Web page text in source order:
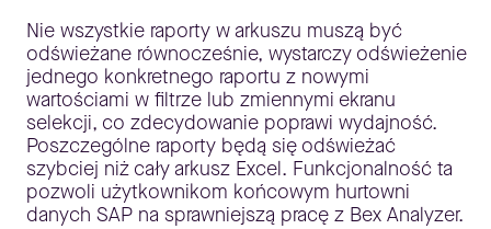
Nie wszystkie raporty w arkuszu muszą być
odświeżane równocześnie, wystarczy odświeżenie
jednego konkretnego raportu z nowymi
wartościami w filtrze lub zmiennymi ekranu
selekcji, co zdecydowanie poprawi wydajność.
Poszczególne raporty będą się odświeżać
szybciej niż cały arkusz Excel. Funkcjonalność ta
pozwoli użytkownikom końcowym hurtowni
danych SAP na sprawniejszą pracę z Bex Analyzer.